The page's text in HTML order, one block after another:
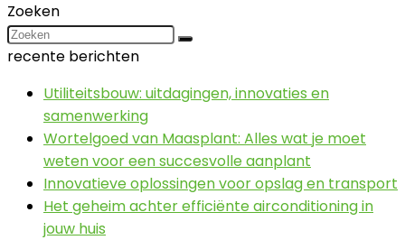
Zoeken
recente berichten
Utiliteitsbouw: uitdagingen, innovaties en
samenwerking
Wortelgoed van Maasplant: Alles wat je moet
weten voor een succesvolle aanplant
Innovatieve oplossingen voor opslag en transport
Het geheim achter efficiënte airconditioning in
jouw huis